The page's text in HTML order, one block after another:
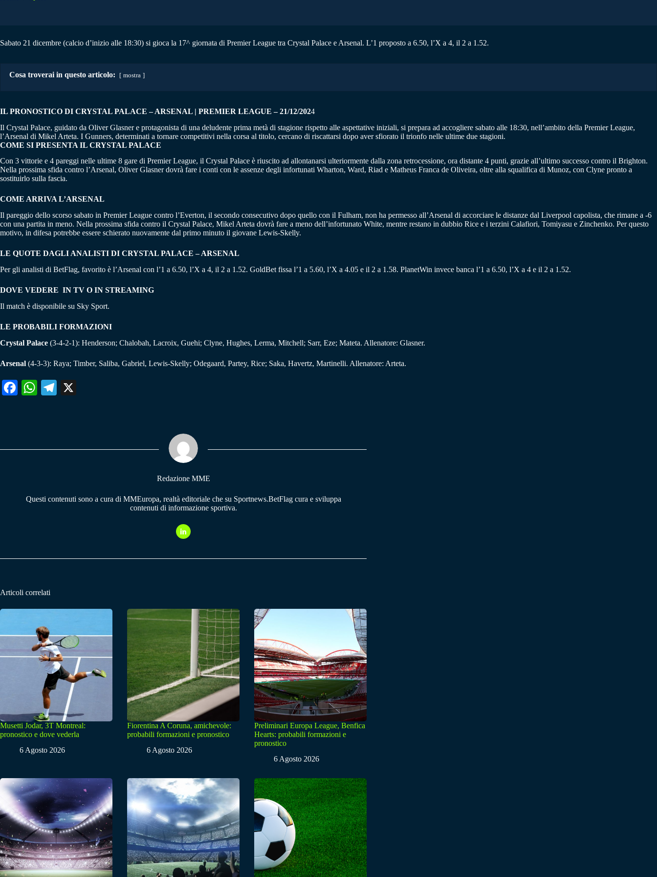
Sabato 21 dicembre (calcio d’inizio alle 18:30) si gioca la 17^ giornata di Premier League tra Crystal Palace e Arsenal. L’1 proposto a 6.50, l’X a 4, il 2 a 1.52.
Cosa troverai in questo articolo: mostra
IL PRONOSTICO DI CRYSTAL PALACE – ARSENAL | PREMIER LEAGUE – 21/12/2024
Il Crystal Palace, guidato da Oliver Glasner e protagonista di una deludente prima metà di stagione rispetto alle aspettative iniziali, si prepara ad accogliere sabato alle 18:30, nell’ambito della Premier League,
l’Arsenal di Mikel Arteta. I Gunners, determinati a tornare competitivi nella corsa al titolo, cercano di riscattarsi dopo aver sfiorato il trionfo nelle ultime due stagioni.
COME SI PRESENTA IL CRYSTAL PALACE
Con 3 vittorie e 4 pareggi nelle ultime 8 gare di Premier League, il Crystal Palace è riuscito ad allontanarsi ulteriormente dalla zona retrocessione, ora distante 4 punti, grazie all’ultimo successo contro il Brighton.
Nella prossima sfida contro l’Arsenal, Oliver Glasner dovrà fare i conti con le assenze degli infortunati Wharton, Ward, Riad e Matheus Franca de Oliveira, oltre alla squalifica di Munoz, con Clyne pronto a
sostituirlo sulla fascia.
COME ARRIVA L’ARSENAL
Il pareggio dello scorso sabato in Premier League contro l’Everton, il secondo consecutivo dopo quello con il Fulham, non ha permesso all’Arsenal di accorciare le distanze dal Liverpool capolista, che rimane a -6
con una partita in meno. Nella prossima sfida contro il Crystal Palace, Mikel Arteta dovrà fare a meno dell’infortunato White, mentre restano in dubbio Rice e i terzini Calafiori, Tomiyasu e Zinchenko. Per questo
motivo, in difesa potrebbe essere schierato nuovamente dal primo minuto il giovane Lewis-Skelly.
LE QUOTE DAGLI ANALISTI DI CRYSTAL PALACE – ARSENAL
Per gli analisti di BetFlag, favorito è l’Arsenal con l’1 a 6.50, l’X a 4, il 2 a 1.52. GoldBet fissa l’1 a 5.60, l’X a 4.05 e il 2 a 1.58. PlanetWin invece banca l’1 a 6.50, l’X a 4 e il 2 a 1.52.
DOVE VEDERE IN TV O IN STREAMING
Il match è disponibile su Sky Sport.
LE PROBABILI FORMAZIONI
Crystal Palace (3-4-2-1): Henderson; Chalobah, Lacroix, Guehi; Clyne, Hughes, Lerma, Mitchell; Sarr, Eze; Mateta. Allenatore: Glasner.
Arsenal (4-3-3): Raya; Timber, Saliba, Gabriel, Lewis-Skelly; Odegaard, Partey, Rice; Saka, Havertz, Martinelli. Allenatore: Arteta.
Fa W
pp
Te
m
Redazione MME
Questi contenuti sono a cura di MMEuropa, realtà editoriale che su Sportnews.BetFlag cura e sviluppa
contenuti di informazione sportiva.
Articoli correlati
Musetti Jodar, 3T Montreal:
pronostico e dove vederla
6 Agosto 2026
Fiorentina A Coruna, amichevole:
probabili formazioni e pronostico
6 Agosto 2026
Preliminari Europa League, Benfica
Hearts: probabili formazioni e
pronostico
6 Agosto 2026